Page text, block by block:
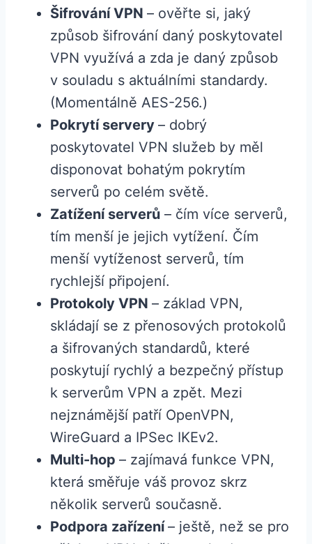
Šifrování VPN – ověřte si, jaký
způsob šifrování daný poskytovatel
VPN využívá a zda je daný způsob
v souladu s aktuálními standardy.
(Momentálně AES-256.)
Pokrytí servery – dobrý
poskytovatel VPN služeb by měl
disponovat bohatým pokrytím
serverů po celém světě.
Zatížení serverů – čím více serverů,
tím menší je jejich vytížení. Čím
menší vytíženost serverů, tím
rychlejší připojení.
Protokoly VPN – základ VPN,
skládají se z přenosových protokolů
a šifrovaných standardů, které
poskytují rychlý a bezpečný přístup
k serverům VPN a zpět. Mezi
nejznámější patří OpenVPN,
WireGuard a IPSec IKEv2.
Multi-hop – zajímavá funkce VPN,
která směřuje váš provoz skrz
několik serverů současně.
Podpora zařízení– ještě, než se pro